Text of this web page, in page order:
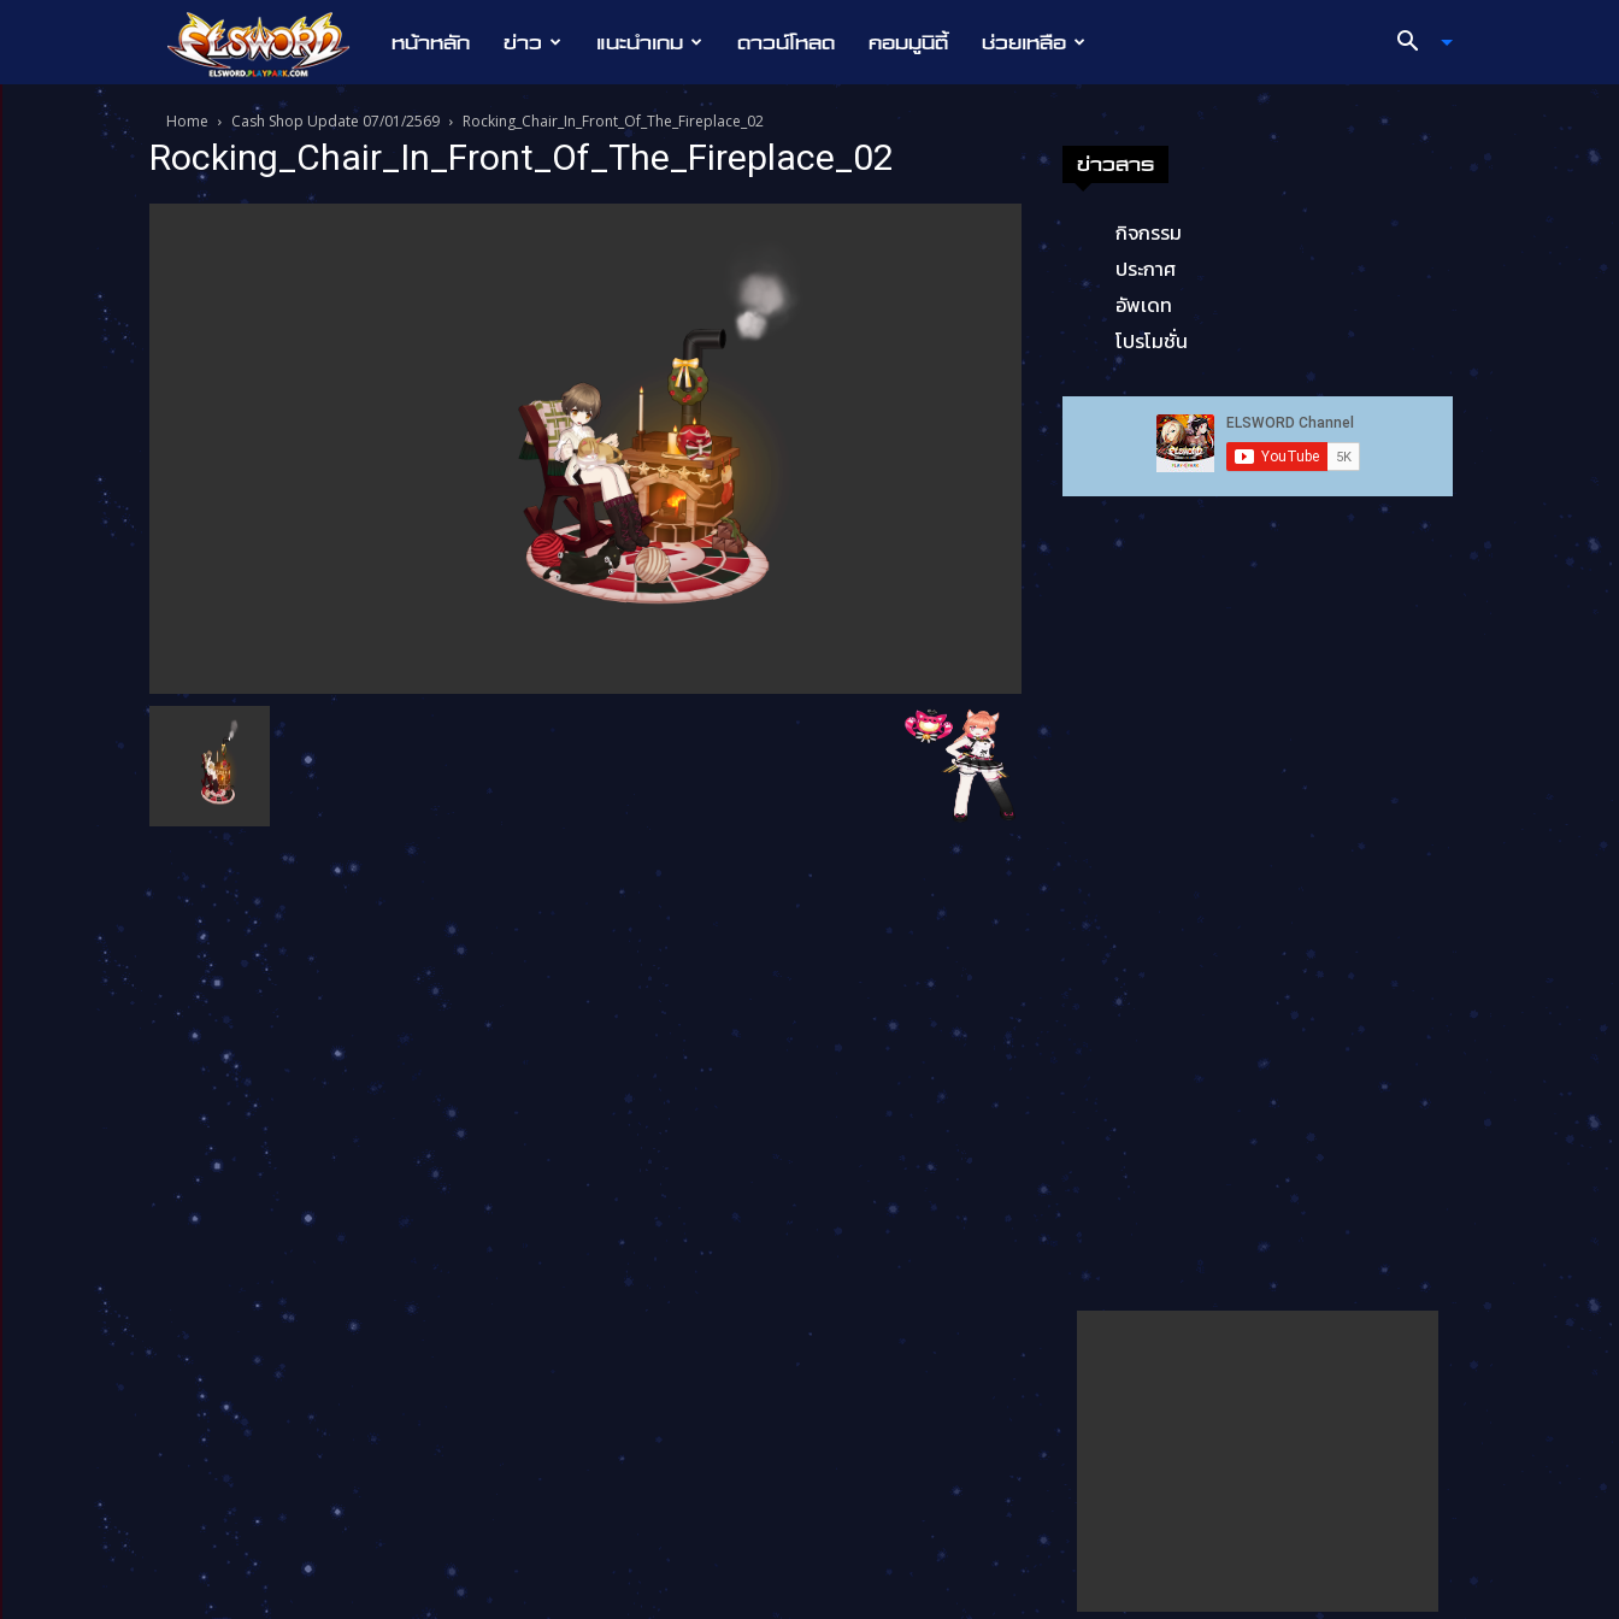
Elsword
หน้าหลัก ข่าว แนะนำเกม ดาวน์โหลด คอมมูนิตี้ ช่วยเหลือ
Home Cash Shop Update 07/01/2569 Rocking_Chair_In_Front_Of_The_Fireplace_02
Rocking_Chair_In_Front_Of_The_Fireplace_02 ข่าวสาร
กิจกรรม
ประกาศ
อัพเดท
โปรโมชั่น